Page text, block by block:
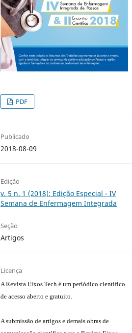
PDF
Publicado
2018-08-09
Edição
v. 5 n. 1 (2018): Edição Especial - IV
Semana de Enfermagem Integrada
Seção
Artigos
Licença
A Revista Eixos Tech é um periódico científico
de acesso aberto e gratuito.
A submissão de artigos e demais obras de